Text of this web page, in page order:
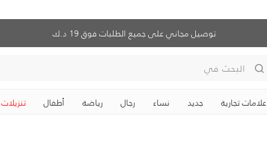
توصيل مجاني على جميع الطلبات فوق 19 د.ك
البحث في
علامات تجارية جديد نساء رجال رياضة ‏أطفال تنزيلات